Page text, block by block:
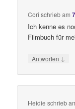
Cori schriebam
Ich kenne es
Filmbuch für
Antworten ↓
Heidie schrieb